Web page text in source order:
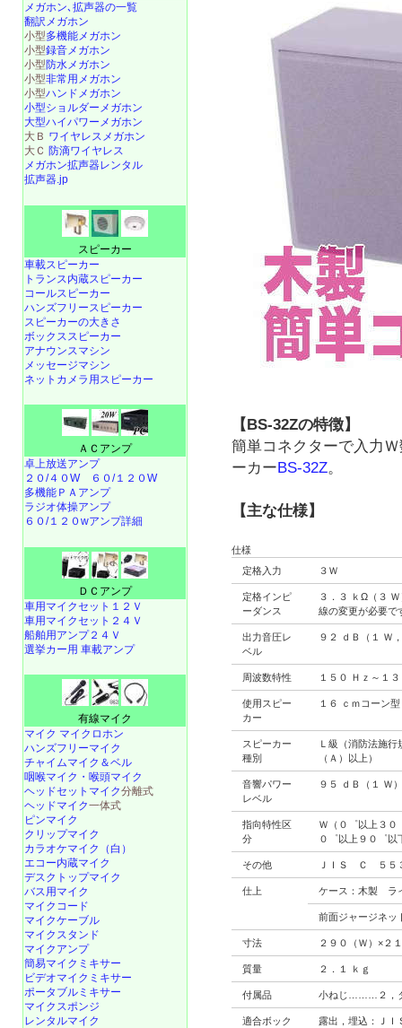
【BS-32Zの特徴】
簡単コネクターで入力
ーカーBS-32Z。
【主な仕様】
仕様
定格入力
３Ｗ
定格インピ
ーダンス
３．３ ｋΩ（３
線の変更が必要で
出力音圧レ
ベル
９２ ｄＢ（１ Ｗ
周波数特性 １５０ Ｈｚ～１
使用スピー
カー
１６ ｃｍコーン型
スピーカー
種別
Ｌ級（消防法施
（Ａ）以上）
音響パワー
レベル
９５ ｄＢ（１ Ｗ
指向特性区
分
Ｗ（０゜以上３
０゜以上９０゜
その他 ＪＩＳ Ｃ ５５
仕上 ケース：木製 ラ
前面ジャージネッ
寸法 ２９０（Ｗ）×２
質量 ２．１ ｋｇ
付属品 小ねじ………２，
適合ボック
露出，埋込：Ｊ
メガホン､拡声器の一覧
翻訳メガホン
小型多機能メガホン
小型録音メガホン
小型防水メガホン
小型非常用メガホン
小型ハンドメガホン
小型ショルダーメガホン
大型ハイパワーメガホン
大Ｂ ワイヤレスメガホン
大Ｃ 防滴ワイヤレス
メガホン拡声器レンタル
拡声器.jp
スピーカー
車載スピーカー
トランス内蔵スピーカー
コールスピーカー
ハンズフリースピーカー
スピーカーの大きさ
ボックススピーカー
アナウンスマシン
メッセージマシン
ネットカメラ用スピーカー
ＡＣアンプ
卓上放送アンプ
２０/４０W
６０/１２０W
多機能ＰＡアンプ
ラジオ体操アンプ
６０/１２０wアンプ詳細
ＤＣアンプ
車用マイクセット１２Ｖ
車用マイクセット２４Ｖ
船舶用アンプ２４Ｖ
選挙カー用 車載アンプ
有線マイク
マイク マイクロホン
ハンズフリーマイク
チャイムマイク＆ベル
咽喉マイク・喉頭マイク
ヘッドセットマイク分離式
ヘッドマイク一体式
ピンマイク
クリップマイク
カラオケマイク（白）
エコー内蔵マイク
デスクトップマイク
バス用マイク
マイクコード
マイクケーブル
マイクスタンド
マイクアンプ
簡易マイクミキサー
ビデオマイクミキサー
ポータブルミキサー
マイクスポンジ
レンタルマイク